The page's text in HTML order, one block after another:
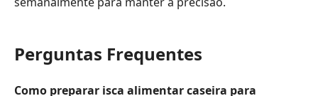
Perguntas Frequentes
Como preparar isca alimentar caseira para